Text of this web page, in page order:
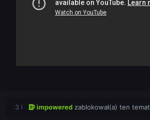
3 l impowered zablokował(a) ten temat